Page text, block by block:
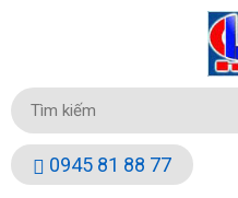
0945 81 88 77